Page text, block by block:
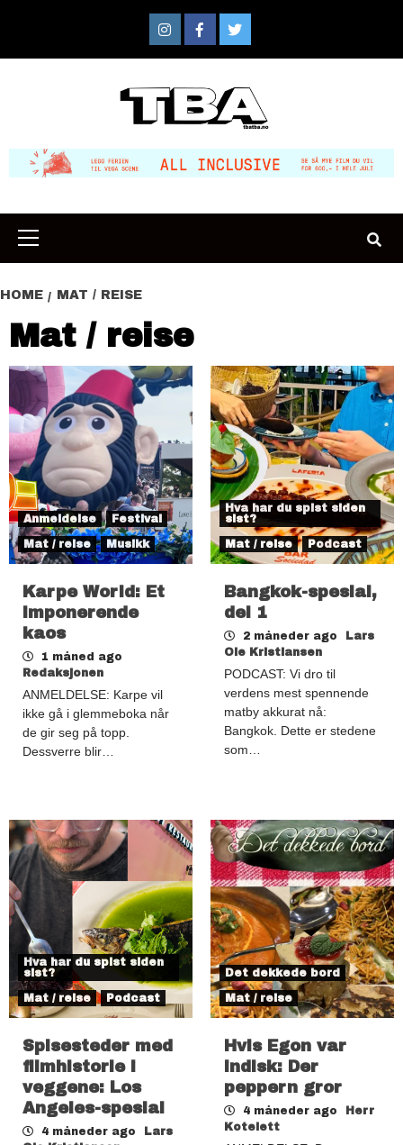
content
InstagramFacebook
Twitter
Primary
Menu
HOME MAT / REISE
Mat / reise
Anmeldelse
Festival
Mat / reise
Musikk
Karpe World: Et
imponerende
kaos
1 måned ago
Redaksjonen
ANMELDELSE: Karpe vil
ikke gå i glemmeboka når
de gir seg på topp.
Dessverre blir…
Hva har du spist siden
sist?
Mat / reise
Podcast
Bangkok-spesial,
del 1
2 måneder ago
Lars
Ole Kristiansen
PODCAST: Vi dro til
verdens mest spennende
matby akkurat nå:
Bangkok. Dette er stedene
som…
Hva har du spist siden
sist?
Mat / reise
Podcast
Spisesteder med
filmhistorie i
veggene: Los
Angeles-spesial
4 måneder ago
Lars
Det dekkede bord
Mat / reise
Hvis Egon var
indisk: Der
peppern gror
4 måneder ago
Herr
Kotelett